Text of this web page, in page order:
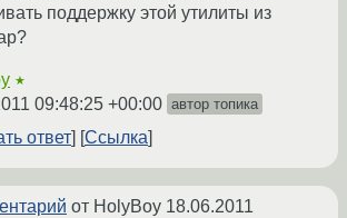
поддержку этой утилиты из
★
09:48:25 +00:00 автор топика
ответ Ссылка
от HolyBoy 18.06.2011